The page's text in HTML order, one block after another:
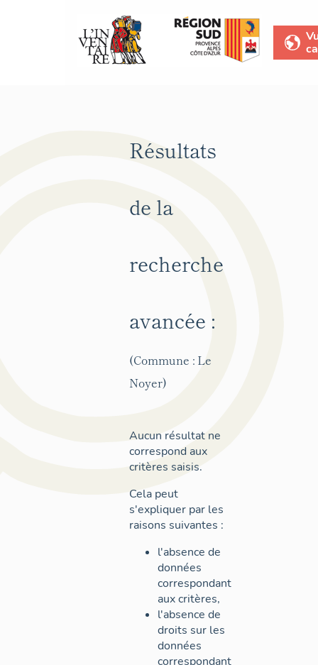
Résultats
de la
recherche
avancée :
(Commune : Le
Noyer)
Aucun résultat ne
correspond aux
critères saisis.
Cela peut
s'expliquer par les
raisons suivantes :
l'absence de
données
correspondant
aux critères,
l'absence de
droits sur les
données
correspondant